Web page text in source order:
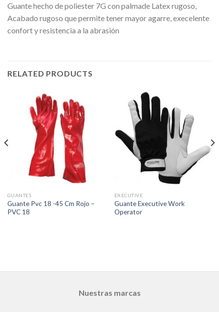
Guante hecho de poliester 7G con palmade Latex rugoso,
Acabado rugoso que permite tener mayor agarre, execelente
confort y resistencia a la abrasión
RELATED PRODUCTS
GUANTES
Guante Pvc 18 -45 Cm Rojo –
PVC 18
EXECUTIVE
Guante Executive Work
Operator
Nuestras marcas